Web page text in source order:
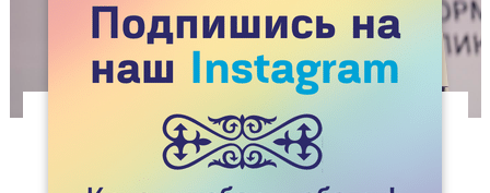
ОФИЦИАЛЬНЫЙ ОТВЕТ МИНИСТРА АБАЕВА
ОБ ЛГБТ